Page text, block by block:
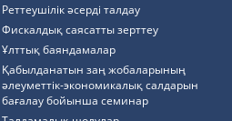
Реттеушілік әсерді талдау
Фискалдық саясатты зерттеу
Ұлттық баяндамалар
Қабылданатын заң жобаларының
әлеуметтік-экономикалық салдарын
бағалау бойынша семинар